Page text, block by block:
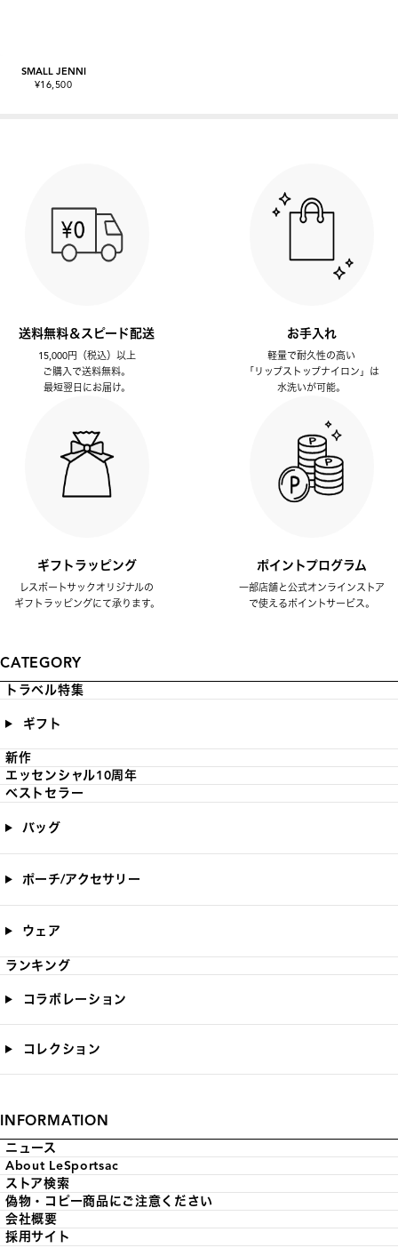
SMALL JENNI
¥16,500
送料無料＆スピード配送
15,000円（税込）以上
ご購入で送料無料。
最短翌日にお届け。
お手入れ
軽量で耐久性の高い
「リップストップナイロン」は
水洗いが可能。
ギフトラッピング
レスポートサックオリジナルの
ギフトラッピングにて承ります。
ポイントプログラム
一部店舗と公式オンラインストア
で使えるポイントサービス。
CATEGORY
トラベル特集
ギフト
新作
エッセンシャル10周年
ベストセラー
バッグ
ポーチ/アクセサリー
ウェア
ランキング
コラボレーション
コレクション
INFORMATION
ニュース
About LeSportsac
ストア検索
偽物・コピー商品にご注意ください
会社概要
採用サイト